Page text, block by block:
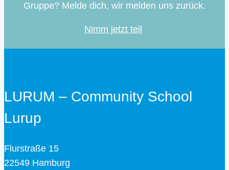
Gruppe? Melde dich, wir melden uns zurück.
Nimm jetzt teil
LURUM – Community School
Lurup
Flurstraße 15
22549 Hamburg